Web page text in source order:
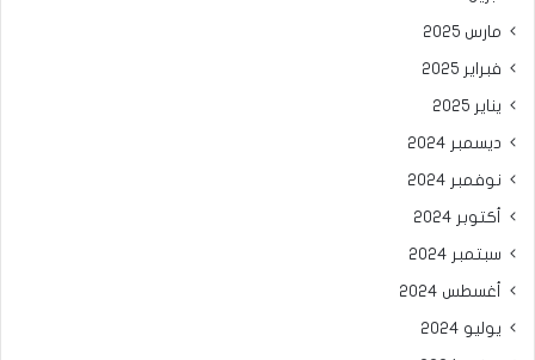
مارس 2025
فبراير 2025
يناير 2025
ديسمبر 2024
نوفمبر 2024
أكتوبر 2024
سبتمبر 2024
أغسطس 2024
يوليو 2024